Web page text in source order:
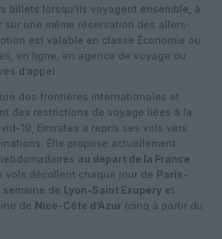
billets lorsqu’ils voyagent ensemble, à
sur une même réservation des allers-
est valable en classe Économie ou
en ligne, en agence de voyage ou
d’appel.
des frontières internationales et
des restrictions de voyage liées à la
19, Emirates a repris ses vols vers
Elle propose actuellement
au départ de la France
vols décollent chaque jour de Paris-
semaine de Lyon-Saint Exupéry et
de Nice-Côte d’Azur (cinq à partir du